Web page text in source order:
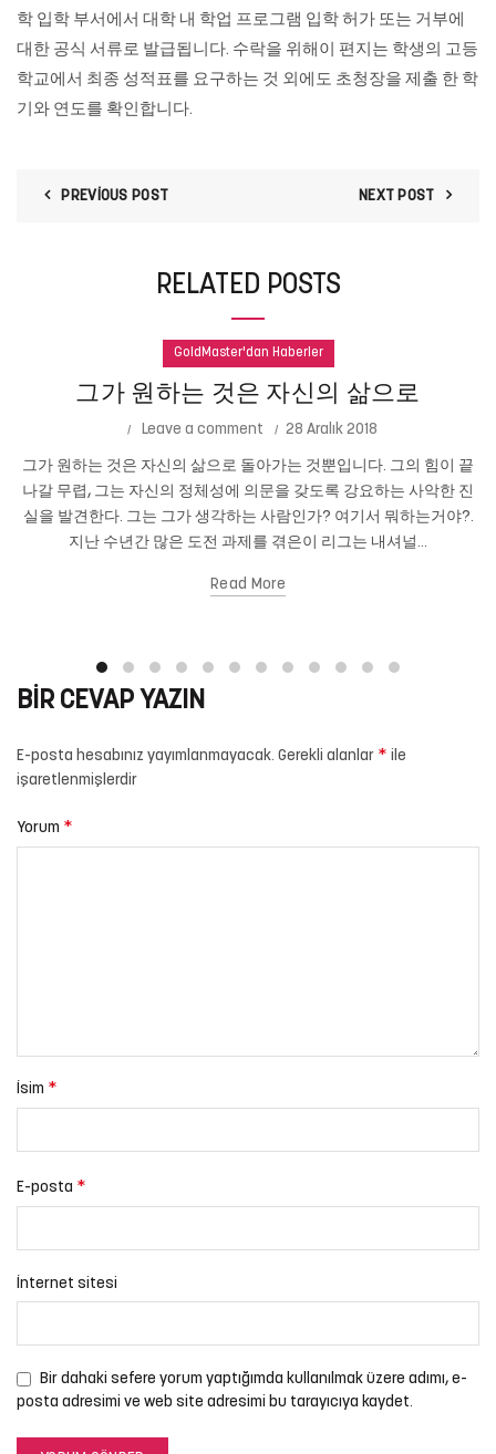
학 입학 부서에서 대학 내 학업 프로그램 입학 허가 또는 거부에
대한 공식 서류로 발급됩니다. 수락을 위해이 편지는 학생의 고등
학교에서 최종 성적표를 요구하는 것 외에도 초청장을 제출 한 학
기와 연도를 확인합니다.
PREVIOUS POST NEXT POST
RELATED POSTS
GoldMaster'dan Haberler
그가 원하는 것은 자신의 삶으로
Leave a comment 28 Aralık 2018
그가 원하는 것은 자신의 삶으로 돌아가는 것뿐입니다. 그의 힘이 끝
나갈 무렵, 그는 자신의 정체성에 의문을 갖도록 강요하는 사악한 진
실을 발견한다. 그는 그가 생각하는 사람인가? 여기서 뭐하는거야?.
지난 수년간 많은 도전 과제를 겪은이 리그는 내셔널...
Read More
BIR CEVAP YAZIN
E-posta hesabınız yayımlanmayacak. Gerekli alanlar * ile
işaretlenmişlerdir
Yorum *
İsim *
E-posta *
İnternet sitesi
Bir dahaki sefere yorum yaptığımda kullanılmak üzere adımı, e-
posta adresimi ve web site adresimi bu tarayıcıya kaydet.